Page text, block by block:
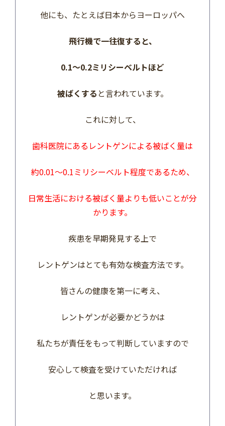
他にも、たとえば日本からヨーロッパへ
飛行機で一往復すると、
0.1～0.2ミリシーベルトほど
被ばくする と言われています。
これに対して、
歯科医院にあるレントゲンによる被ばく量は
約0.01～0.1ミリシーベルト程度であるため、
日常生活における被ばく量よりも低いことが分
かります。
疾患を早期発見する上で
レントゲンはとても有効な検査方法です。
皆さんの健康を第一に考え、
レントゲンが必要かどうかは
私たちが責任をもって判断していますので
安心して検査を受けていただければ
と思います。